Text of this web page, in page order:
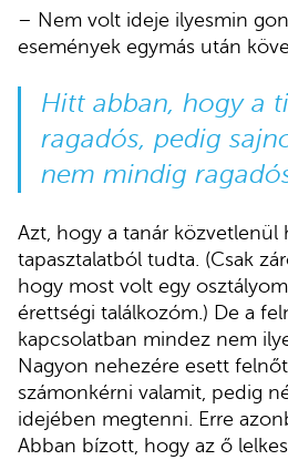
– Nem volt ideje ilyesmin
események egymás után
Hitt abban, hogy a
ragadós, pedig
nem mindig
Azt, hogy a tanár közvetlenül
tapasztalatból tudta. (Csak
hogy most volt egy
érettségi találkozóm.) De a
kapcsolatban mindez nem
Nagyon nehezére esett
számonkérni valamit, pedig
idejében megtenni. Erre
Abban bízott, hogy az ő